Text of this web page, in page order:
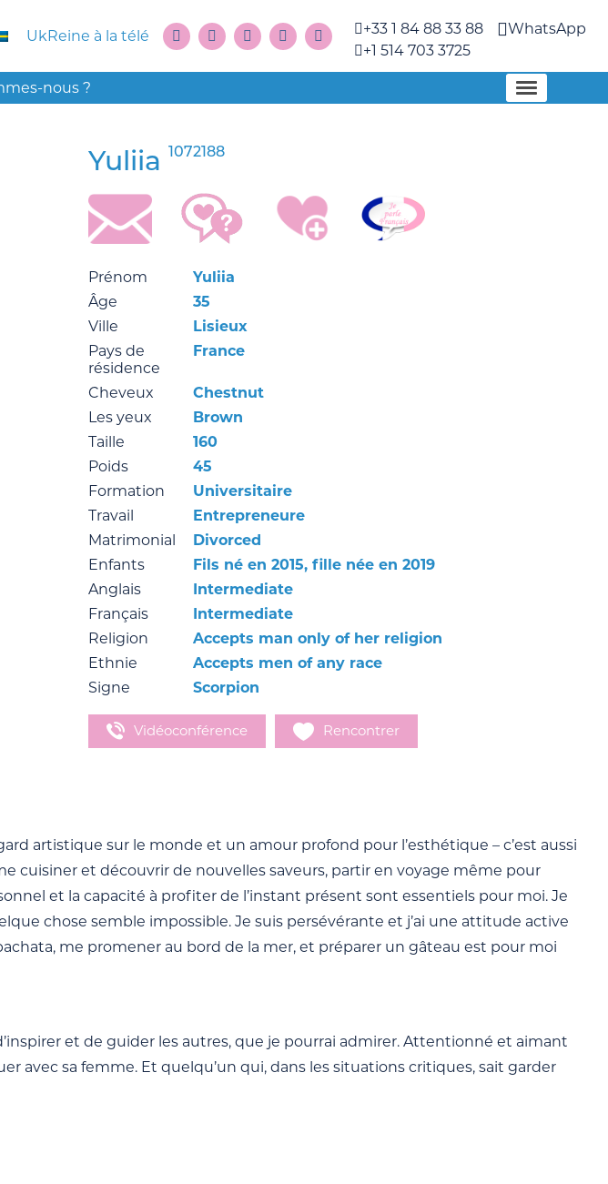
UkReine à la télé
+33 1 84 88 33 88
+1 514 703 3725
WhatsApp
nous ?
Yuliia 1072188
Prénom
Yuliia
Âge
35
Ville
Lisieux
Pays de
résidence
France
Cheveux
Chestnut
Les yeux
Brown
Taille
160
Poids
45
Formation
Universitaire
Travail
Entrepreneure
Matrimonial
Divorced
Enfants
Fils né en 2015, fille née en 2019
Anglais
Intermediate
Français
Intermediate
Religion
Accepts man only of her religion
Ethnie
Accepts men of any race
Signe
Scorpion
Vidéoconférence Rencontrer
artistique sur le monde et un amour profond pour l’esthétique – c’est aussi
cuisiner et découvrir de nouvelles saveurs, partir en voyage même pour
et la capacité à profiter de l’instant présent sont essentiels pour moi. Je
chose semble impossible. Je suis persévérante et j’ai une attitude active
bachata, me promener au bord de la mer, et préparer un gâteau est pour moi
et de guider les autres, que je pourrai admirer. Attentionné et aimant
avec sa femme. Et quelqu’un qui, dans les situations critiques, sait garder